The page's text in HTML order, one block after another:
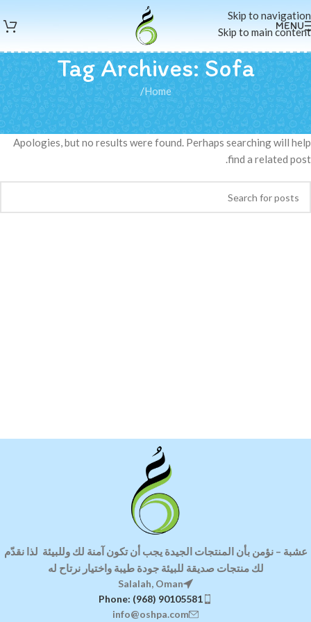
Skip to navigation
Skip to main content
MENU
Tag Archives: Sofa
Home
/
Nothing Found
Apologies, but no results were found. Perhaps searching will help
find a related post.
عشبة –نؤمن بأن المنتجات الجيدة يجب أن تكون آمنة لك وللبيئة لذا نقدّم
لك منتجات صديقة للبيئةجودة طيبة واختيار نرتاح له
Salalah, Oman
Phone: (968) 90105581
info@oshpa.com